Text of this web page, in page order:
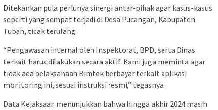
Ditekankan pula perlunya sinergi antar-pihak agar kasus-kasus
seperti yang sempat terjadi di Desa Pucangan, Kabupaten
Tuban, tidak terulang.
“Pengawasan internal oleh Inspektorat, BPD, serta Dinas
terkait harus dilakukan secara aktif. Kami juga meminta agar
tidak ada pelaksanaan Bimtek berbayar terkait aplikasi
monitoring ini, sesuai instruksi resmi,” tegasnya.
Data Kejaksaan menunjukkan bahwa hingga akhir 2024 masih